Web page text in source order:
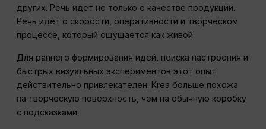
других. Речь идет не только о качестве продукции.
Речь идет о скорости, оперативности и творческом
процессе, который ощущается как живой.
Для раннего формирования идей, поиска настроения и
быстрых визуальных экспериментов этот опыт
действительно привлекателен. Krea больше похожа
на творческую поверхность, чем на обычную коробку
с подсказками.